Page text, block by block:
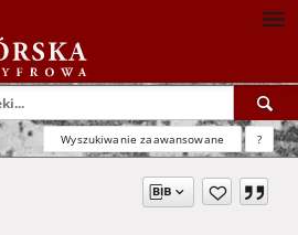
Wyszukiwanie zaawansowane ?